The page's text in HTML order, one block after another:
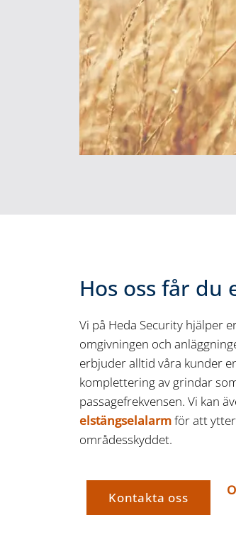
Hos oss får du
Vi på Heda Security hjälper
omgivningen och
erbjuder alltid våra kunder
komplettering av grindar
passagefrekvensen. Vi kan
elstängselalarmför att
områdesskyddet.
Kontakta oss